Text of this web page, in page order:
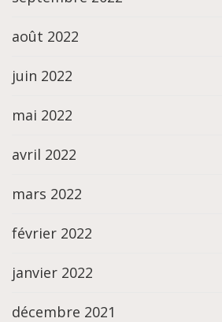
août 2022
juin 2022
mai 2022
avril 2022
mars 2022
février 2022
janvier 2022
décembre 2021